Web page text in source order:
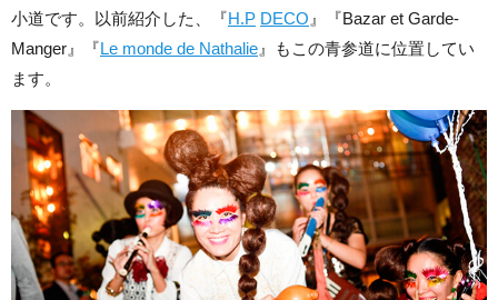
小道です。以前紹介した、『H.P DECO 』『Bazar et Garde-
Manger』『Le monde de Nathalie 』もこの青参道に位置してい
ます。